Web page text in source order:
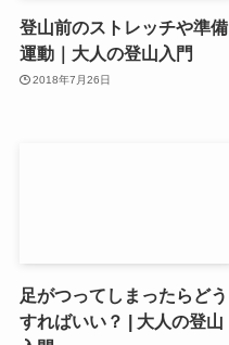
登山前のストレッチや準備
運動｜大人の登山入門
2018年7月26日
足がつってしまったらどう
すればいい？ | 大人の登山